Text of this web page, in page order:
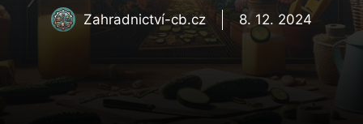
Zahradnictví-cb.cz 8. 12. 2024